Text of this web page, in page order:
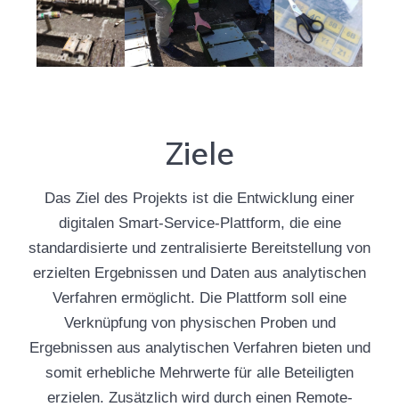
Ziele
Das Ziel des Projekts ist die Entwicklung einer
digitalen Smart-Service-Plattform, die eine
standardisierte und zentralisierte Bereitstellung von
erzielten Ergebnissen und Daten aus analytischen
Verfahren ermöglicht. Die Plattform soll eine
Verknüpfung von physischen Proben und
Ergebnissen aus analytischen Verfahren bieten und
somit erhebliche Mehrwerte für alle Beteiligten
erzielen. Zusätzlich wird durch einen Remote-